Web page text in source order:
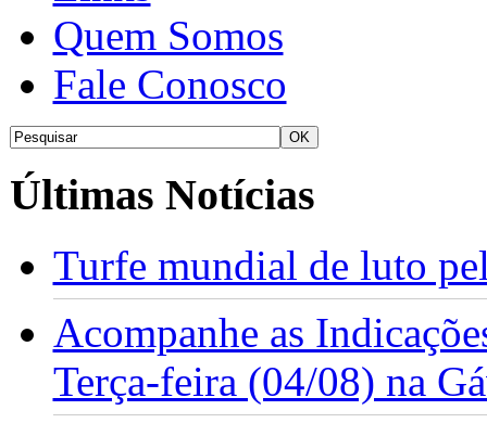
Quem Somos
Fale Conosco
Últimas Notícias
Turfe mundial de luto
Acompanhe as
Terça-feira (04/08) na